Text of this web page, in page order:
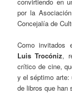
por la
Concejalía de
Como invitados
Luis Trocóniz,
crítico de cine,
y el séptimo arte:
de libros que han